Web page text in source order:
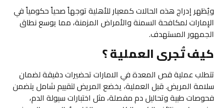
ويُظهر إدراج هذه الحالات كمعيار للأهلية توجهاً صحياً حكومياً في
الإمارات لمكافحة السمنة والأمراض المزمنة، مما يوسع نطاق
الجمهور المستهدف.
كيف تُجرى العملية ؟
تتطلب عملية قص المعدة في الامارات تحضيرات دقيقة لضمان
سلامة المريض. قبل العملية، يخضع المريض لتقييم شامل يتضمن
فحوصات طبية وتحاليل دم مفصلة، مثل اختبارات سيولة الدم،